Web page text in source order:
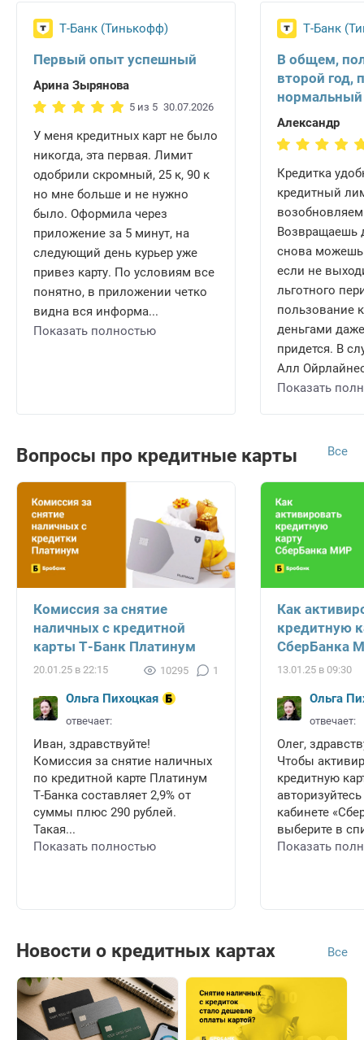
Т-Банк (Тинькофф)
Первый опыт успешный
Арина Зырянова
5 из 5 30.07.2026
У меня кредитных карт не было
никогда, эта первая. Лимит
одобрили скромный, 25 к, 90 к
но мне больше и не нужно
было. Оформила через
приложение за 5 минут, на
следующий день курьер уже
привез карту. По условиям все
понятно, в приложении четко
видна вся информа...
Показать полностью
Т-Банк
В общем,
второй год,
нормальный
Александр
Кредитка
кредитный
Возвращаешь
снова можешь
если не
льготного
пользование
деньгами
придется. В
Алл
Показать
Вопросы про кредитные карты Все
Комиссия за снятие
наличных с кредитной
карты Т-Банк Платинум
20.01.25 в 22:15 10295 1
Ольга Пихоцкая
отвечает:
Иван, здравствуйте!
Комиссия за снятие наличных
по кредитной карте Платинум
Т-Банка составляет 2,9% от
суммы плюс 290 рублей.
Такая...
Показать полностью
Как
кредитную
СберБанка
13.01.25 в 09:30
Ольга
отвечает:
Олег,
Чтобы
кредитную
кабинете
выберите в
Показать
Новости о кредитных картах Все